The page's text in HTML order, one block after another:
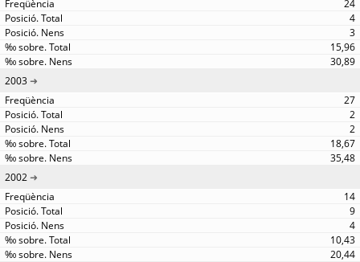
24
4
3
15,96
30,89
2003
27
2
2
18,67
35,48
2002
14
9
4
10,43
20,44